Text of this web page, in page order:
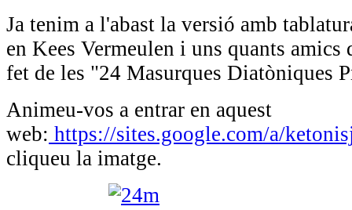
Ja tenim a l'abast la versió amb
en Kees Vermeulen i uns quants amics
fet de les "24 Masurques Diatòniques
Animeu-vos a entrar en aquest
web: https://sites.google.com/a/
cliqueu la imatge.